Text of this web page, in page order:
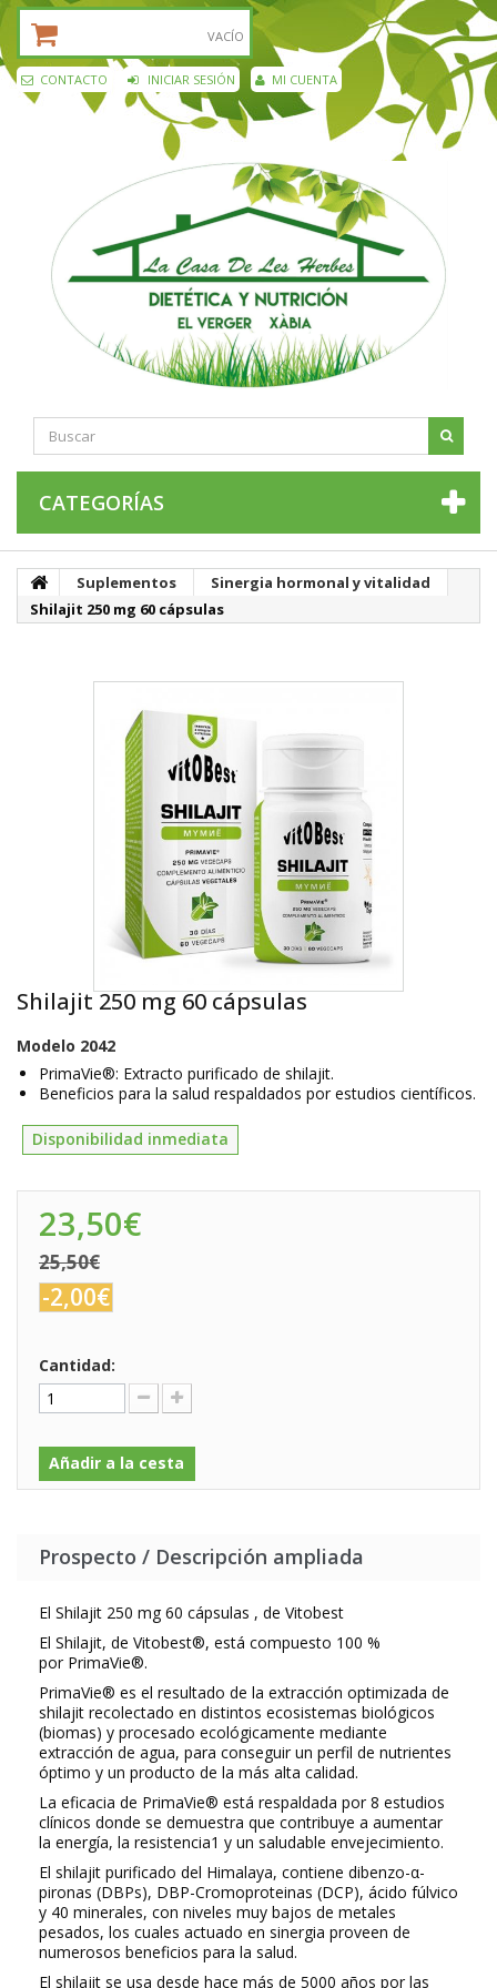
VACÍO
CONTACTO INICIAR SESIÓN MI CUENTA
CATEGORÍAS
Suplementos
Sinergia hormonal y vitalidad
Shilajit 250 mg 60 cápsulas
Shilajit 250 mg 60 cápsulas
Modelo 2042
PrimaVie®: Extracto purificado de shilajit.
Beneficios para la salud respaldados por estudios científicos.
Disponibilidad inmediata
23,50€
25,50€
-2,00€
Cantidad:
Añadir a la cesta
Prospecto / Descripción ampliada
El Shilajit 250 mg 60 cápsulas , de Vitobest
El Shilajit, de Vitobest®, está compuesto 100 %
por PrimaVie®.
PrimaVie® es el resultado de la extracción optimizada de
shilajit recolectado en distintos ecosistemas biológicos
(biomas) y procesado ecológicamente mediante
extracción de agua, para conseguir un perfil de nutrientes
óptimo y un producto de la más alta calidad.
La eficacia de PrimaVie® está respaldada por 8 estudios
clínicos donde se demuestra que contribuye a aumentar
la energía, la resistencia1 y un saludable envejecimiento.
El shilajit purificado del Himalaya, contiene dibenzo-α-
pironas (DBPs), DBP-Cromoproteinas (DCP), ácido fúlvico
y 40 minerales, con niveles muy bajos de metales
pesados, los cuales actuado en sinergia proveen de
numerosos beneficios para la salud.
El shilajit se usa desde hace más de 5000 años por las